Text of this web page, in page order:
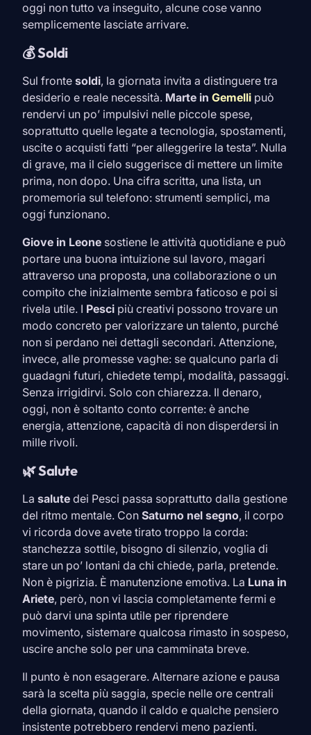
oggi non tutto va inseguito, alcune cose vanno
semplicemente lasciate arrivare.
💰 Soldi
Sul fronte soldi, la giornata invita a distinguere tra
desiderio e reale necessità. Marte in Gemelli può
rendervi un po’ impulsivi nelle piccole spese,
soprattutto quelle legate a tecnologia, spostamenti,
uscite o acquisti fatti “per alleggerire la testa”. Nulla
di grave, ma il cielo suggerisce di mettere un limite
prima, non dopo. Una cifra scritta, una lista, un
promemoria sul telefono: strumenti semplici, ma
oggi funzionano.
Giove in Leone sostiene le attività quotidiane e può
portare una buona intuizione sul lavoro, magari
attraverso una proposta, una collaborazione o un
compito che inizialmente sembra faticoso e poi si
rivela utile. I Pesci più creativi possono trovare un
modo concreto per valorizzare un talento, purché
non si perdano nei dettagli secondari. Attenzione,
invece, alle promesse vaghe: se qualcuno parla di
guadagni futuri, chiedete tempi, modalità, passaggi.
Senza irrigidirvi. Solo con chiarezza. Il denaro,
oggi, non è soltanto conto corrente: è anche
energia, attenzione, capacità di non disperdersi in
mille rivoli.
🌿 Salute
La salute dei Pesci passa soprattutto dalla gestione
del ritmo mentale. Con Saturno nel segno, il corpo
vi ricorda dove avete tirato troppo la corda:
stanchezza sottile, bisogno di silenzio, voglia di
stare un po’ lontani da chi chiede, parla, pretende.
Non è pigrizia. È manutenzione emotiva. La Luna in
Ariete, però, non vi lascia completamente fermi e
può darvi una spinta utile per riprendere
movimento, sistemare qualcosa rimasto in sospeso,
uscire anche solo per una camminata breve.
Il punto è non esagerare. Alternare azione e pausa
sarà la scelta più saggia, specie nelle ore centrali
della giornata, quando il caldo e qualche pensiero
insistente potrebbero rendervi meno pazienti.